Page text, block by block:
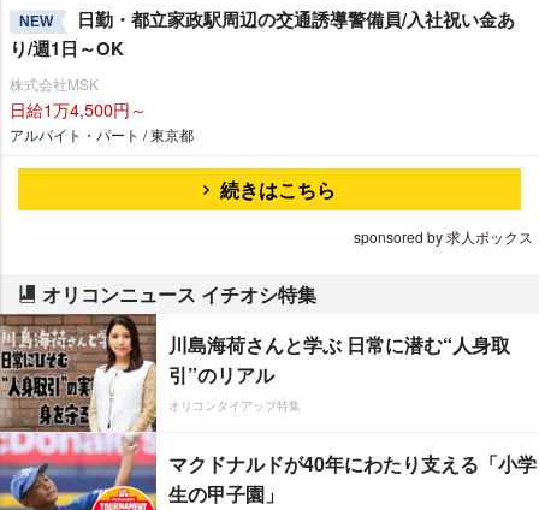
NEW
日勤・都立家政駅周辺の交通誘導警備員/入社祝い金あ
り/週1日～OK
株式会社MSK
日給1万4,500円～
アルバイト・パート / 東京都
続きはこちら
sponsored by 求人ボックス
オリコンニュース イチオシ特集
川島海荷さんと学ぶ 日常に潜む“人身取
引”のリアル
オリコンタイアップ特集
マクドナルドが40年にわたり支える「小学
生の甲子園」